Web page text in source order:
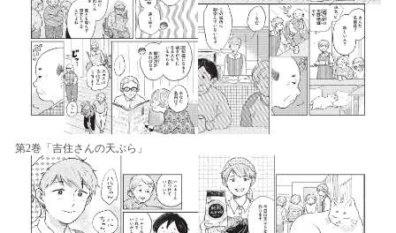
第2巻「吉住さんの天ぷら」